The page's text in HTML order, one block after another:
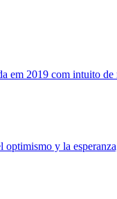
em 2019 com intuito
y la